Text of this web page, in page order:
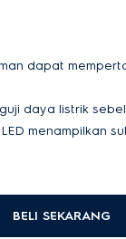
dapat
daya listrik
menampilkan
BELI SEKARANG